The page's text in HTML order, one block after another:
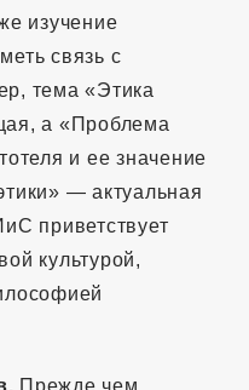
изучение
связь с
тема «Этика
а «Проблема
и ее значение
— актуальная
приветствует
культурой,
Прежде чем